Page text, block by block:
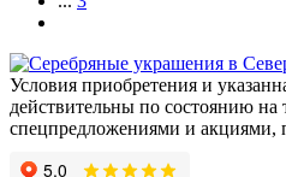
Условия приобретения и
действительны по состоянию на
спецпредложениями и акциями,